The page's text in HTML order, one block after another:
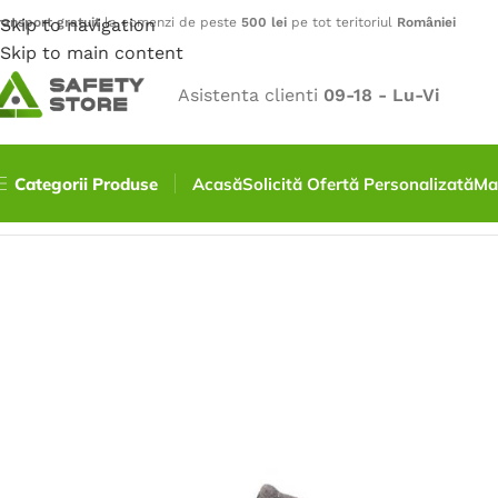
Skip to navigation
Skip to main content
gratuitla comenzi de peste 500 lei pe tot teritoriul României
Asistenta clienti 09-18 - Lu-Vi
Categorii Produse AcasăSolicită Ofertă Personalizată